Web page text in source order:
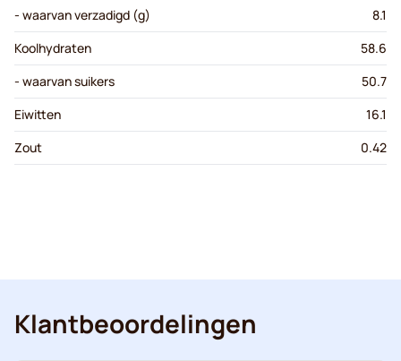
- waarvan verzadigd (g)
8.1
Koolhydraten
58.6
- waarvan suikers
50.7
Eiwitten
16.1
Zout
0.42
Klantbeoordelingen